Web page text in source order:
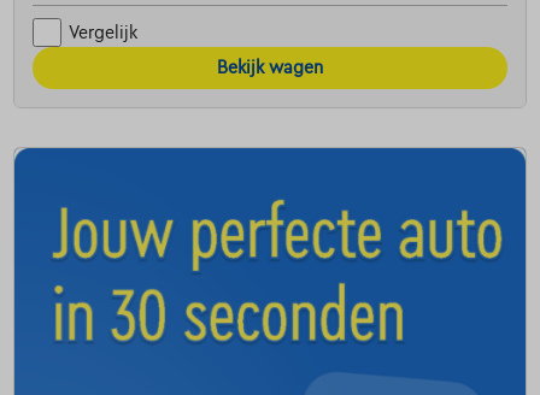
Vergelijk
Bekijk wagen